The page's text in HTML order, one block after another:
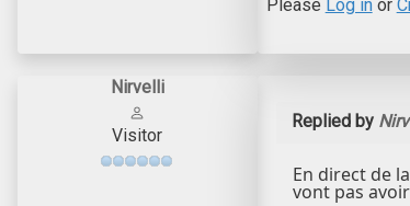
Please Log inor
Nirvelli
Visitor
Replied by
En direct de
vont pas